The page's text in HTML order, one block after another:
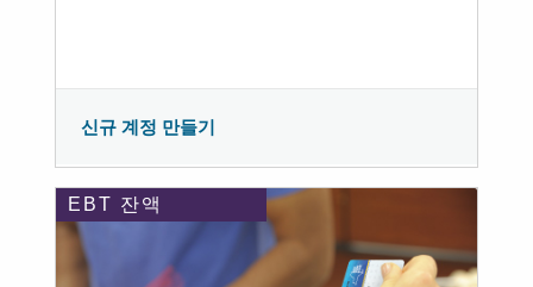
신규 계정 만들기
EBT 잔액